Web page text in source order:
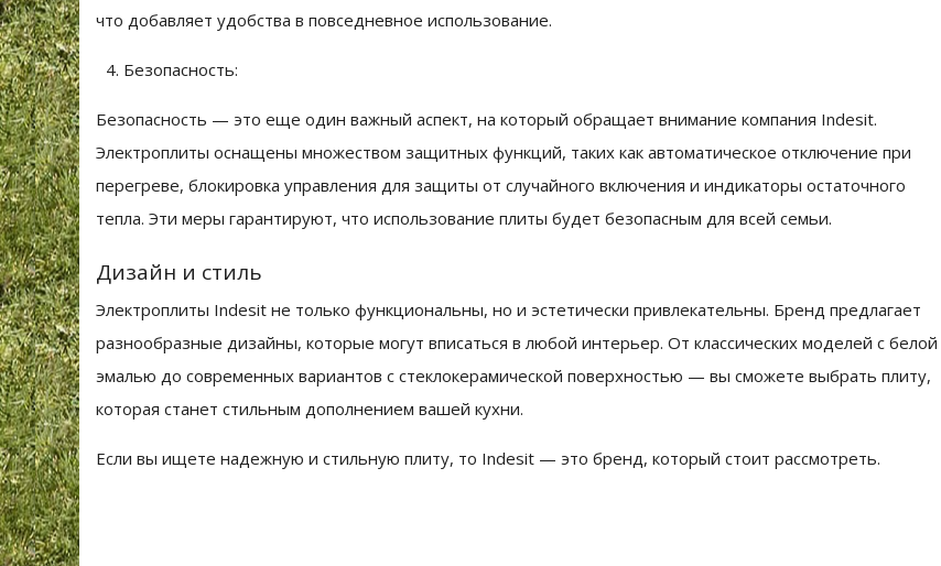
что добавляет удобства в повседневное использование.
Безопасность:
Безопасность — это еще один важный аспект, на который обращает внимание компания Indesit.
Электроплиты оснащены множеством защитных функций, таких как автоматическое отключение при
перегреве, блокировка управления для защиты от случайного включения и индикаторы остаточного
тепла. Эти меры гарантируют, что использование плиты будет безопасным для всей семьи.
Дизайн и стиль
Электроплиты Indesit не только функциональны, но и эстетически привлекательны. Бренд предлагает
разнообразные дизайны, которые могут вписаться в любой интерьер. От классических моделей с белой
эмалью до современных вариантов с стеклокерамической поверхностью — вы сможете выбрать плиту,
которая станет стильным дополнением вашей кухни.
Если вы ищете надежную и стильную плиту, то Indesit — это бренд, который стоит рассмотреть.